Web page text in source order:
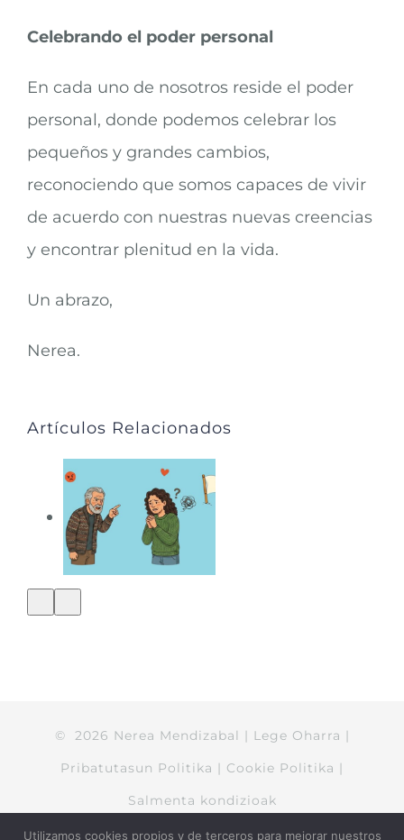
Celebrando el poder personal
En cada uno de nosotros reside el poder
personal, donde podemos celebrar los
pequeños y grandes cambios,
reconociendo que somos capaces de vivir
de acuerdo con nuestras nuevas creencias
y encontrar plenitud en la vida.
Un abrazo,
Nerea.
Artículos Relacionados
© 2026 Nerea Mendizabal | Lege Oharra |
Pribatutasun Politika | Cookie Politika |
Salmenta kondizioak
Utilizamos cookies propios y de terceros para mejorar nuestros